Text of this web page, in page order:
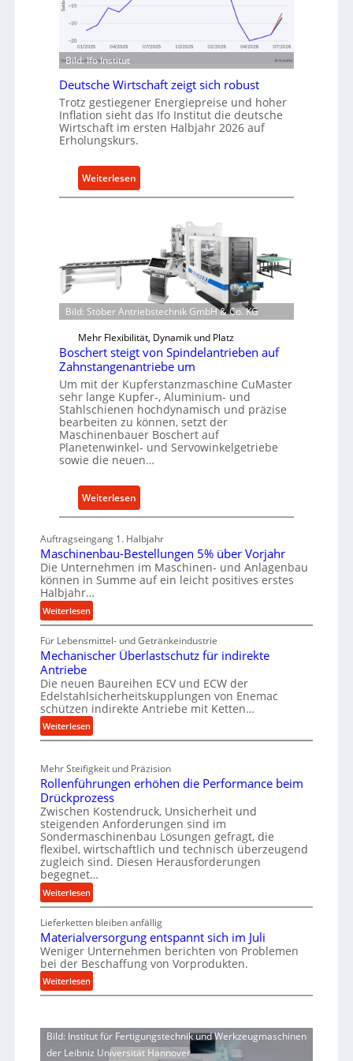
u
s
t
r
i
e
E
r
s
t
l
e
n
e
i
n
ü
r
n
a
c
a
W
r
k
z
e
u
g
b
a
u
p
r
o
z
e
s
s
e
Bild: Ifo Institut
Deutsche Wirtschaft zeigt sich robust
Trotz gestiegener Energiepreise und hoher
Inflation sieht das Ifo Institut die deutsche
Wirtschaft im ersten Halbjahr 2026 auf
Erholungskurs.
Weiterlesen:
D
s
e
i
r
s
c
h
a
f
z
e
g
t
s
h
r
o
u
s
Bild: Stöber Antriebstechnik GmbH & Co. KG
Mehr Flexibilität, Dynamik und Platz
Boschert steigt von Spindelantrieben auf
Zahnstangenantriebe um
Um mit der Kupferstanzmaschine CuMaster
sehr lange Kupfer-, Aluminium- und
Stahlschienen hochdynamisch und präzise
bearbeiten zu können, setzt der
Maschinenbauer Boschert auf
Planetenwinkel- und Servowinkelgetriebe
sowie die neuen…
Weiterlesen:
B
c
h
t
s
t
e
i
g
o
n
p
i
n
d
a
n
t
r
e
e
n
Auftragseingang 1. Halbjahr
Maschinenbau-Bestellungen 5% über Vorjahr
Die Unternehmen im Maschinen- und Anlagenbau
können in Summe auf ein leicht positives erstes
Halbjahr…
Weiterlesen:
M
a
s
h
i
n
e
n
a
u
-
B
e
s
t
e
l
l
u
n
g
e
n
5
ü
Für Lebensmittel- und Getränkeindustrie
Mechanischer Überlastschutz für indirekte
Antriebe
Die neuen Baureihen ECV und ECW der
Edelstahlsicherheitskupplungen von Enemac
schützen indirekte Antriebe mit Ketten…
Weiterlesen:
M
c
h
a
n
i
s
c
h
e
r
Ü
b
e
r
l
a
t
s
c
Mehr Steifigkeit und Präzision
Rollenführungen erhöhen die Performance beim
Drückprozess
Zwischen Kostendruck, Unsicherheit und
steigenden Anforderungen sind im
Sondermaschinenbau Lösungen gefragt, die
flexibel, wirtschaftlich und technisch überzeugend
zugleich sind. Diesen Herausforderungen
begegnet…
Weiterlesen:
R
o
l
l
e
n
f
h
r
u
Lieferketten bleiben anfällig
Materialversorgung entspannt sich im Juli
Weniger Unternehmen berichten von Problemen
bei der Beschaffung von Vorprodukten.
Weiterlesen:
M
t
e
r
Bild: Institut für Fertigungstechnik und Werkzeugmaschinen
der Leibniz Universität Hannover